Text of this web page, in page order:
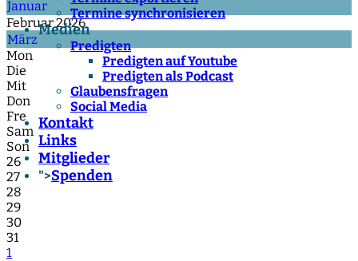
Termine synchronisieren
Medien
Predigten
Predigten auf Youtube
Predigten als Podcast
Glaubensfragen
Social Media
Kontakt
Links
Mitglieder
">Spenden
Januar
Februar 2026
März
Mon
Die
Mit
Don
Fre
Sam
Son
26
27
28
29
30
31
1